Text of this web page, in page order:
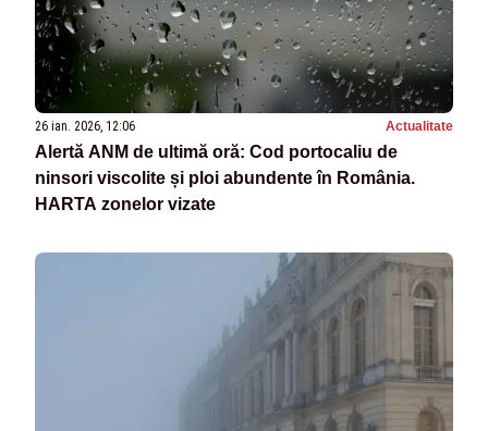
26 ian. 2026, 12:06 Actualitate
Alertă ANM de ultimă oră: Cod portocaliu de
ninsori viscolite și ploi abundente în România.
HARTA zonelor vizate